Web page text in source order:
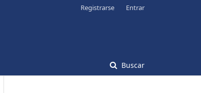
Buscar
Registrarse Entrar